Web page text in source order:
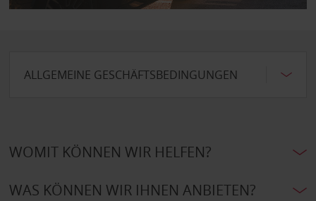
ALLGEMEINE GESCHÄFTSBEDINGUNGEN
WOMIT KÖNNEN WIR HELFEN?
WAS KÖNNEN WIR IHNEN ANBIETEN?